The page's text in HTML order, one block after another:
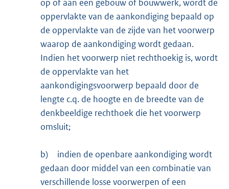
op of aan een gebouw of bouwwerk, wordt de
oppervlakte van de aankondiging bepaald op
de oppervlakte van de zijde van het voorwerp
waarop de aankondiging wordt gedaan.
Indien het voorwerp niet rechthoekig is, wordt
de oppervlakte van het
aankondigingsvoorwerp bepaald door de
lengte c.q. de hoogte en de breedte van de
denkbeeldige rechthoek die het voorwerp
omsluit;
b)
indien de openbare aankondiging wordt
gedaan door middel van een combinatie van
verschillende losse voorwerpen of een